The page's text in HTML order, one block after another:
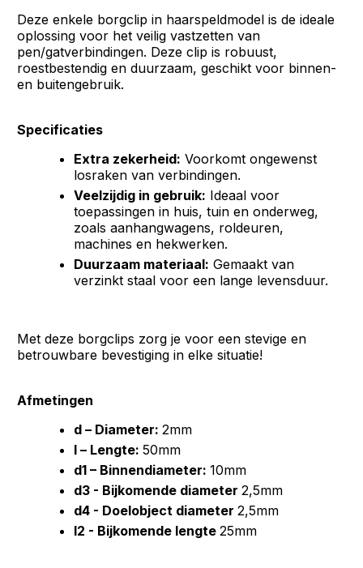
Deze enkele borgclip in haarspeldmodel is de ideale
oplossing voor het veilig vastzetten van
pen/gatverbindingen. Deze clip is robuust,
roestbestendig en duurzaam, geschikt voor binnen-
en buitengebruik.
Specificaties
Extra zekerheid: Voorkomt ongewenst
losraken van verbindingen.
Veelzijdig in gebruik: Ideaal voor
toepassingen in huis, tuin en onderweg,
zoals aanhangwagens, roldeuren,
machines en hekwerken.
Duurzaam materiaal: Gemaakt van
verzinkt staal voor een lange levensduur.
Met deze borgclips zorg je voor een stevige en
betrouwbare bevestiging in elke situatie!
Afmetingen
d – Diameter:2mm
l – Lengte:50mm
d1 – Binnendiameter:10mm
d3 - Bijkomende diameter2,5mm
d4 - Doelobject diameter2,5mm
l2 - Bijkomende lengte25mm